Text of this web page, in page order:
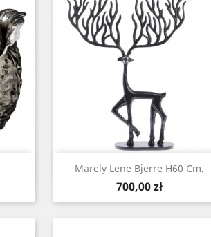
Marely Lene Bjerre H60 Cm.
Cena
700,00 zł
Szybki podgląd